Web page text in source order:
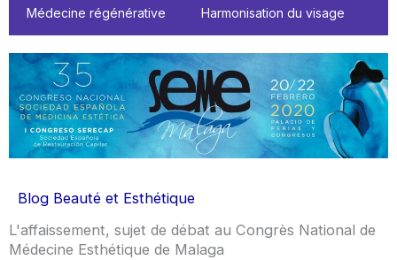
Médecine régénérative Harmonisation du visage
Blog Beauté et Esthétique
L'affaissement, sujet de débat au Congrès National de
Médecine Esthétique de Malaga